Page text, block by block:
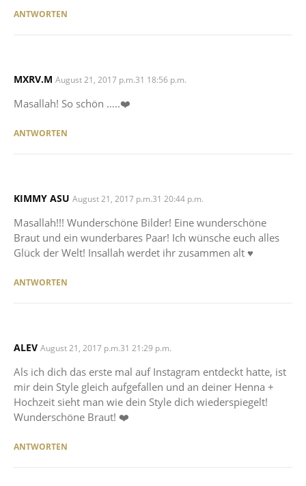
ANTWORTEN
MXRV.M SAYS:
August 21, 2017 p.m.31 18:56 p.m.
Masallah! So schön …..❤️
ANTWORTEN
KIMMY ASU SAYS:
August 21, 2017 p.m.31 20:44 p.m.
Masallah!!! Wunderschöne Bilder! Eine wunderschöne
Braut und ein wunderbares Paar! Ich wünsche euch alles
Glück der Welt! Insallah werdet ihr zusammen alt ♥️
ANTWORTEN
ALEV SAYS:
August 21, 2017 p.m.31 21:29 p.m.
Als ich dich das erste mal auf Instagram entdeckt hatte, ist
mir dein Style gleich aufgefallen und an deiner Henna +
Hochzeit sieht man wie dein Style dich wiederspiegelt!
Wunderschöne Braut! ❤️
ANTWORTEN